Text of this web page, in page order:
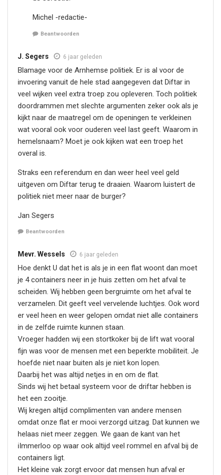
Michel -redactie-
Beantwoorden
J. Segers 6 jaar geleden
Blamage voor de Arnhemse politiek. Er is al voor de
invoering vanuit de hele stad aangegeven dat Diftar in
veel wijken veel extra troep zou opleveren. Toch politiek
doordrammen met slechte argumenten zeker ook als je
kijkt naar de maatregel om de openingen te verkleinen
wat vooral ook voor ouderen veel last geeft. Waarom in
hemelsnaam? Moet je ook kijken wat een troep het
overal is.
Straks een referendum en dan weer heel veel geld
uitgeven om Diftar terug te draaien. Waarom luistert de
politiek niet meer naar de burger?
Jan Segers
Beantwoorden
Mevr. Wessels 6 jaar geleden
Hoe denkt U dat het is als je in een flat woont dan moet
je 4 containers neer in je huis zetten om het afval te
scheiden. Wij hebben geen bergruimte om het afval te
verzamelen. Dit geeft veel vervelende luchtjes. Ook word
er veel heen en weer gelopen omdat niet alle containers
in de zelfde ruimte kunnen staan.
Vroeger hadden wij een stortkoker bij de lift wat vooral
fijn was voor de mensen met een beperkte mobiliteit. Je
hoefde niet naar buiten als je niet kon lopen.
Daarbij het was altijd netjes in en om de flat.
Sinds wij het betaal systeem voor de driftar hebben is
het een zooitje.
Wij kregen altijd complimenten van andere mensen
omdat onze flat er mooi verzorgd uitzag. Dat kunnen we
helaas niet meer zeggen. We gaan de kant van het
iImmerloo op waar ook altijd veel rommel en afval bij de
containers ligt.
Het kleine vak zorgt ervoor dat mensen hun afval er